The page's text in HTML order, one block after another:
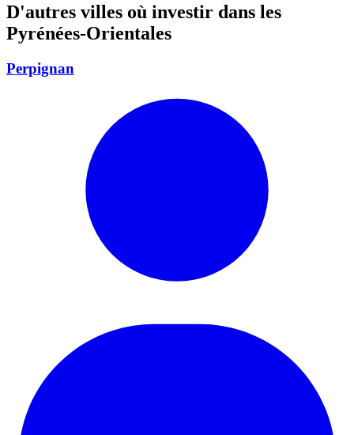
D'autres villes où investir dans les
Pyrénées-Orientales
Perpignan